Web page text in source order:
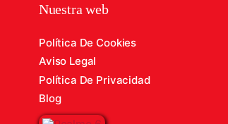
Nuestra web
Política De Cookies
Aviso Legal
Política De Privacidad
Blog